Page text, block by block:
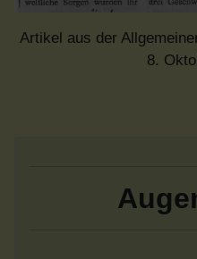
Artikel aus der
8.